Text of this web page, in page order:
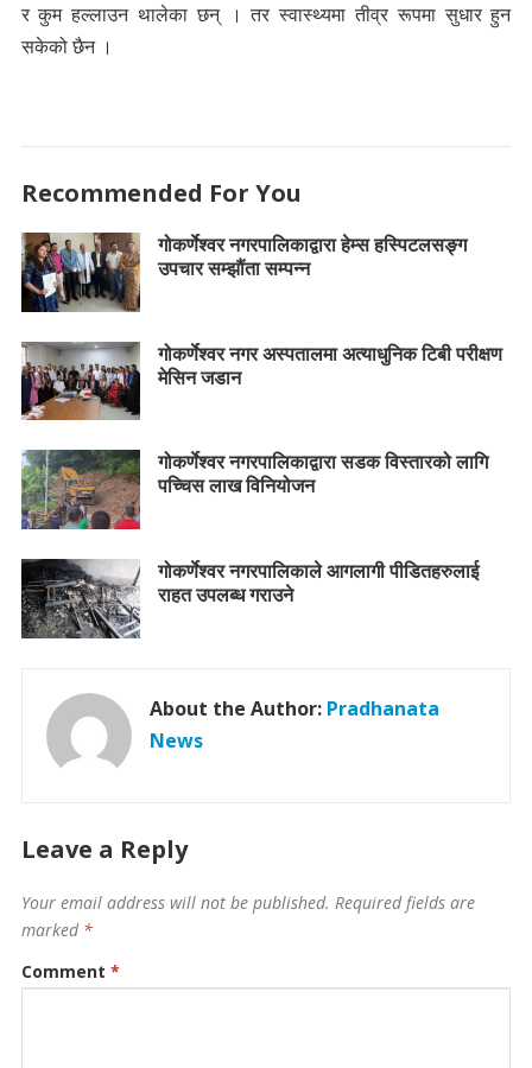
र कुम हल्लाउन थालेका छन् । तर स्वास्थ्यमा तीव्र रूपमा सुधार हुन
सकेको छैन ।
Recommended For You
गोकर्णेश्वर नगरपालिकाद्वारा हेम्स हस्पिटलसङ्ग
उपचार सम्झौंता सम्पन्न
गोकर्णेश्वर नगर अस्पतालमा अत्याधुनिक टिबी परीक्षण
मेसिन जडान
गोकर्णेश्वर नगरपालिकाद्वारा सडक विस्तारको लागि
पच्चिस लाख विनियोजन
गोकर्णेश्वर नगरपालिकाले आगलागी पीडितहरुलाई
राहत उपलब्ध गराउने
About the Author: Pradhanata
News
Leave a Reply
Your email address will not be published. Required fields are
marked *
Comment *